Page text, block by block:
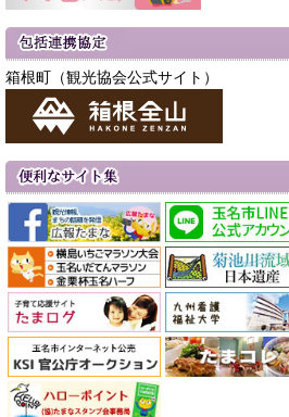
箱根町（観光協会公式サイト）